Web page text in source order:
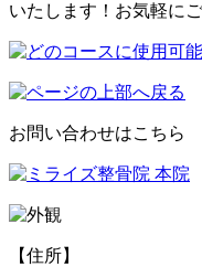
いたします！お気軽に
お問い合わせはこちら
【住所】